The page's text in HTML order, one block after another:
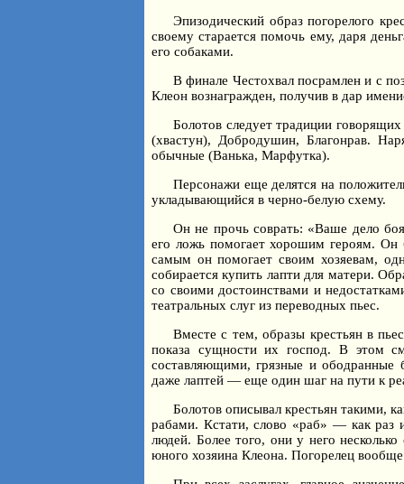
Эпизодический образ погорелого
своему старается помочь ему, даря
его собаками.
В финале Честохвал посрамлен и с
Клеон вознагражден, получив в дар
Болотов следует традиции
(хвастун), Добродушин, Благонрав.
обычные (Ванька, Марфутка).
Персонажи еще делятся на
укладывающийся в черно-белую схему.
Он не прочь соврать: «Ваше дело
его ложь помогает хорошим героям. Он
самым он помогает своим хозяевам,
собирается купить лапти для матери.
со своими достоинствами и
театральных слуг из переводных пьес.
Вместе с тем, образы крестьян в
показа сущности их господ. В этом
составляющими, грязные и ободранные
даже лаптей — еще один шаг на пути к
Болотов описывал крестьян такими,
рабами. Кстати, слово «раб» — как раз
людей. Более того, они у него
юного хозяина Клеона. Погорелец вообще